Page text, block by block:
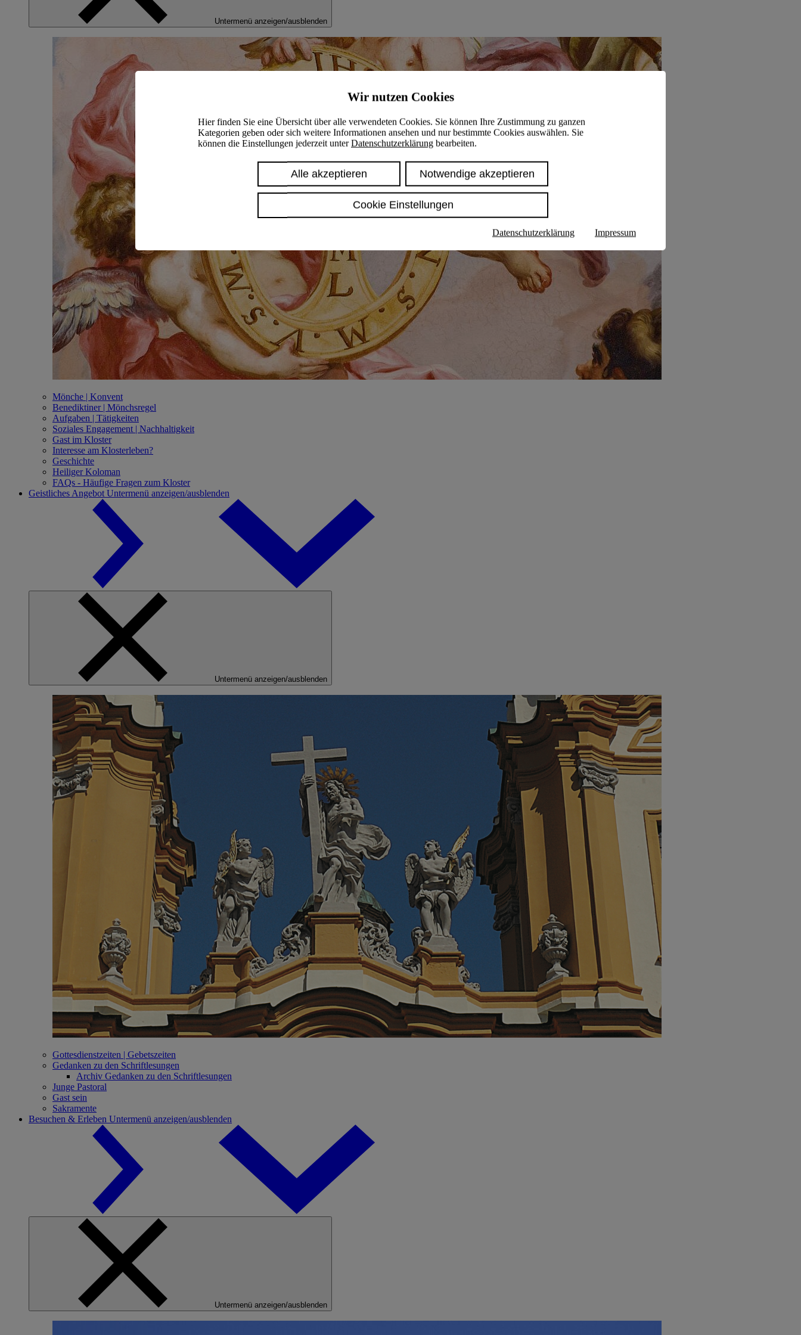
Wir nutzen Cookies
Hier finden Sie eine Übersicht über alle verwendeten Cookies. Sie können Ihre Zustimmung zu ganzen
Kategorien geben oder sich weitere Informationen ansehen und nur bestimmte Cookies auswählen. Sie
können die Einstellungen jederzeit unterDatenschutzerklärung bearbeiten.
Alle akzeptieren Notwendige akzeptieren
Cookie Einstellungen
Datenschutzerklärung Impressum
Untermenü anzeigen/ausblenden
Mönche | Konvent
Benediktiner | Mönchsregel
Aufgaben | Tätigkeiten
Soziales Engagement | Nachhaltigkeit
Gast im Kloster
Interesse am Klosterleben?
Geschichte
Heiliger Koloman
FAQs - Häufige Fragen zum Kloster
Geistliches Angebot Untermenü anzeigen/ausblenden
Untermenü anzeigen/ausblenden
Gottesdienstzeiten | Gebetszeiten
Gedanken zu den Schriftlesungen
Archiv Gedanken zu den Schriftlesungen
Junge Pastoral
Gast sein
Sakramente
Besuchen & Erleben Untermenü anzeigen/ausblenden
Untermenü anzeigen/ausblenden